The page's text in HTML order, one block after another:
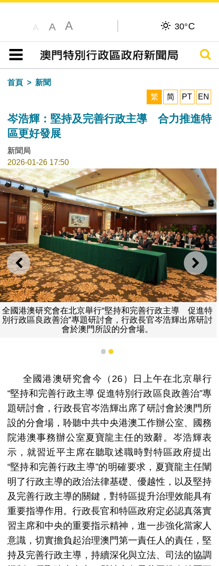
A A A 30°C
目錄
搜尋
首頁
新聞
繁
简 PT EN
岑浩輝：堅持及完善行政主導 合力推進特
區更好發展
新聞局
2026-01-26 17:50
上一則 下一
全國港澳研究會在北京舉行“堅持和完善行政主導 促進特
別行政區良政善治”專題研討會，行政長官岑浩輝出席研討
會於澳門所設的分會場。
1 2
全國港澳研究會今（26）日上午在北京舉行
“堅持和完善行政主導 促進特別行政區良政善治”專
題研討會，行政長官岑浩輝出席了研討會於澳門所
設的分會場，聆聽中共中央港澳工作辦公室、國務
院港澳事務辦公室夏寶龍主任的致辭。岑浩輝表
示，就習近平主席在聽取述職時對特區政府提出
“堅持和完善行政主導”的明確要求，夏寶龍主任闡
明了行政主導的政治法律基礎、優越性，以及堅持
及完善行政主導的關鍵，對特區提升治理效能具有
重要指導作用。行政長官和特區政府定必認真落實
習主席和中央的重要指示精神，進一步強化當家人
意識，切實擔負起治理澳門第一責任人的責任，堅
持及完善行政主導，持續深化與立法、司法的協調